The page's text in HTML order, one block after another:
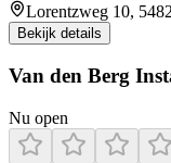
Lorentzweg 10,
Bekijk details
Van den Berg
Nu open